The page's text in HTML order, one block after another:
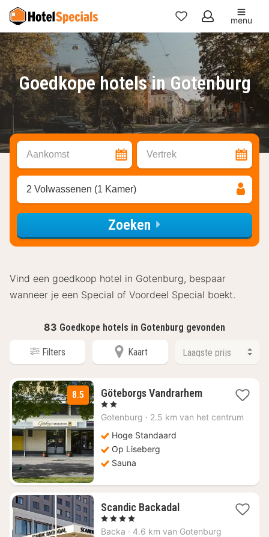
Mijn
favorieten
menu
Goedkope hotels in Gotenburg
Aankomst Vertrek
2 Volwassenen (1 Kamer)
Zoeken
Vind een goedkoop hotel in Gotenburg, bespaar
wanneer je een Special of Voordeel Special boekt.
83 Goedkope hotels in Gotenburg gevonden
Filters Kaart
8.5 Göteborgs Vandrarhem1
vanaf
, 2 Sterren
Gotenburg · 2.5 km van het centrum
Hoge Standaard
Op Liseberg
Sauna
Scandic Backadal1
vanaf
, 4 Sterren
Backa · 4.6 km van Gotenburg